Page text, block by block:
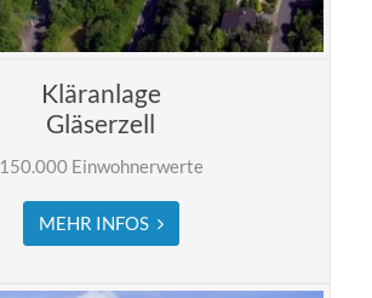
Kläranlage
Gläserzell
150.000 Einwohnerwerte
MEHR INFOS
MEHR INFOS